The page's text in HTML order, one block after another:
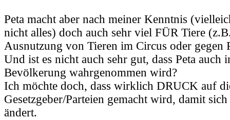
Peta macht aber nach meiner Kenntnis
nicht alles) doch auch sehr viel FÜR Tiere
Ausnutzung von Tieren im Circus oder gegen
Und ist es nicht auch sehr gut, dass Peta auch
Bevölkerung wahrgenommen wird?
Ich möchte doch, dass wirklich DRUCK auf
Gesetzgeber/Parteien gemacht wird, damit
ändert.